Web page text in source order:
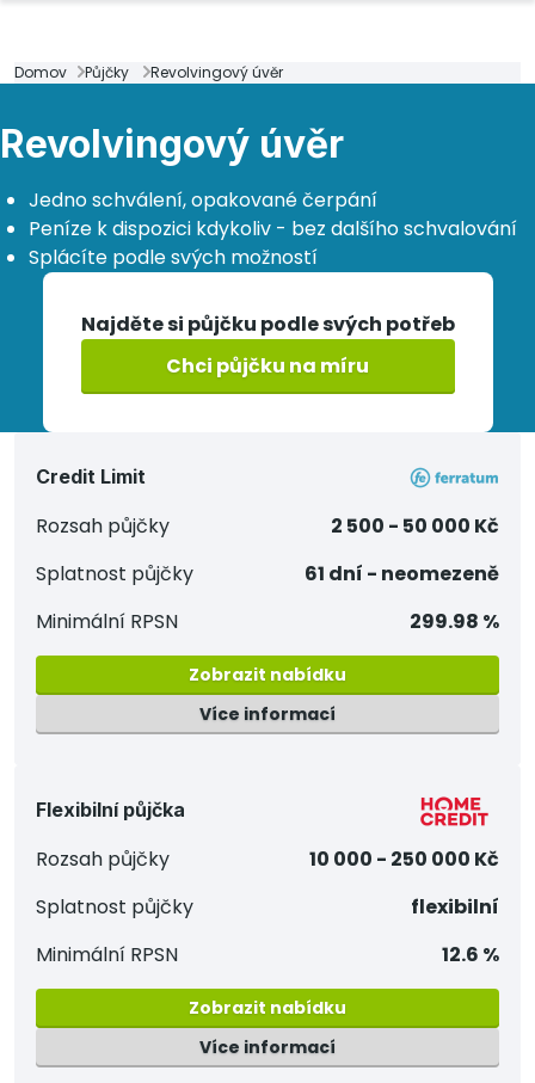
Domov Půjčky Revolvingový úvěr
Revolvingový úvěr
Jedno schválení, opakované čerpání
Peníze k dispozici kdykoliv - bez dalšího schvalování
Splácíte podle svých možností
Najděte si půjčku podle svých potřeb
Chci půjčku na míru
Credit Limit
Rozsah půjčky
2 500 - 50 000 Kč
Splatnost půjčky
61 dní - neomezeně
Minimální RPSN
299.98 %
Zobrazit nabídku
Více informací
Flexibilní půjčka
Rozsah půjčky
10 000 - 250 000 Kč
Splatnost půjčky
flexibilní
Minimální RPSN
12.6 %
Zobrazit nabídku
Více informací